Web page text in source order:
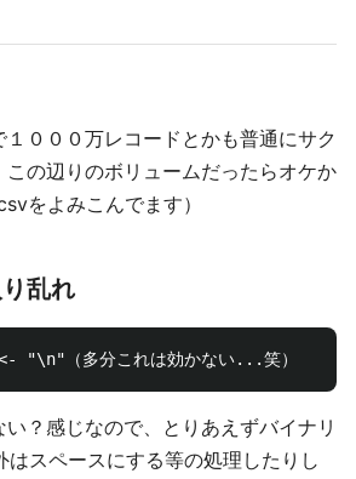
０００万レコードとかも普通にサク
の辺りのボリュームだったらオケか
をよみこんでます）
乱れ
？感じなので、とりあえずバイナリ
はスペースにする等の処理したりし